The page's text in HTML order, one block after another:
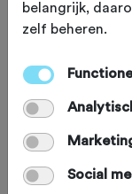
weg. Bedankt!
Wat vond je van
Wat vond
belangrijk,
zelf beheren.
Social